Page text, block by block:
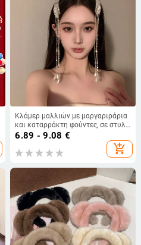
Κλάμερ μαλλιών με μαργαριράρια
και καταρράκτη φούντες, σε στυλ
νεοκινεζικό, για γυναίκες
6.89 - 9.08 €
add_shopping_cart